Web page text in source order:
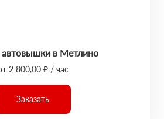
в Метлино
2 800,00 ₽ / час
Заказать